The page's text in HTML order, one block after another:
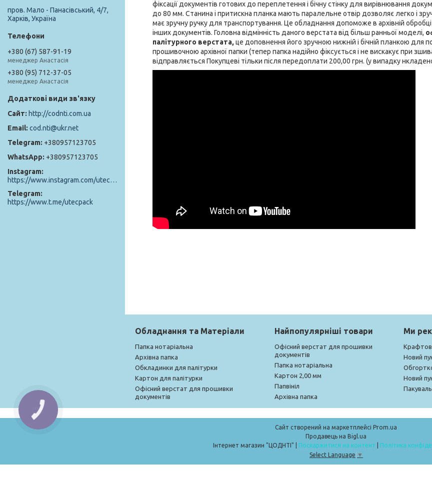
фіксації документів готових до переплетення і бічну стінку для вирівнювання
до 80 мм. Станина і притискна планка мають паралельне отвір дозволяє легко і
має зручну ручку для транспортування. Це обладнання допоможе в архівній
інших документів. Головна відмінність даного верстата від більш ранньої моделі,
палітурного верстата, це доповнення його зручною нижній і бічній планкою для
прошивочною архівної папки (тепер папка надійно фіксується і не вискакує при
відправляється Покупцеві тільки після передоплати 200,00 грн. (у випадку
пров. Мало - Панасівський, 4/7,
Харків, Україна
+380 (67) 587-91-19
менеджер Анастасія
+380 (95) 712-37-05
менеджер Анастасія
http://codnti.com.ua
cod.nti@ukr.net
+380957123705
+380957123705
Instagram
https://www.instagram.com/utec_pack/
Telegram
https://www.t.me/utecpack
Обладнання та Матеріали
Папка нотаріальна
Архівна папка
Обкладинки для палітурки
Картон для палітурки
Офісний верстат для прошивки
документів
Найпопулярніші товари
Офісний верстат для прошивки
документів
Папка нотаріальна
Картон 2,00 мм
Папвініл
Архівна папка
Ми
Новий
Новий
Сайт створений на маркетплейсі Prom.ua
Продавець на Bigl.ua
Поскаржитися на контент
Політика
Select Language ▼
КНОПКА
ЗВ'ЯЗКУ